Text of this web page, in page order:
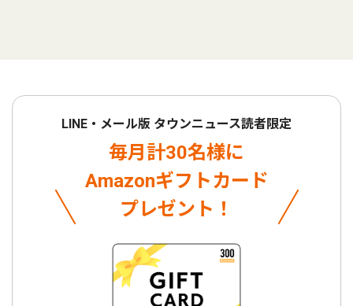
LINE・メール版 タウンニュース読者限定
毎月計30名様に
Amazonギフトカード
プレゼント！